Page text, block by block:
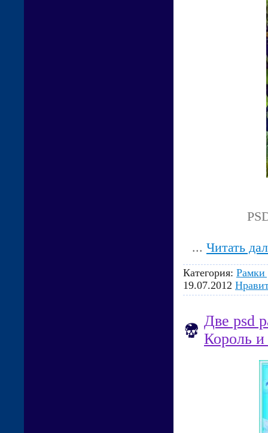
... Читать
Категория: Рамки
19.07.2012
Две psd
Король и